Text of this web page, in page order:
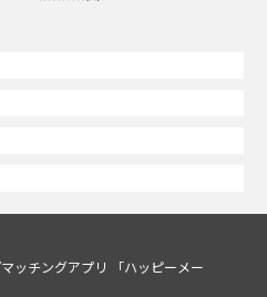
ッチングアプリ 「ハッピーメー